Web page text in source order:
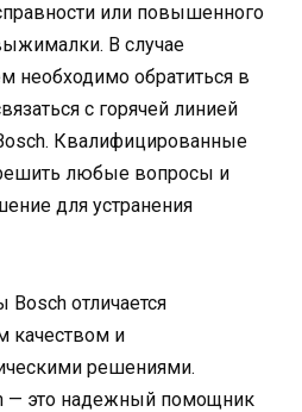
или повышенного
В случае
необходимо обратиться в
с горячей линией
Квалифицированные
любые вопросы и
для устранения
отличается
качеством и
решениями.
— это надежный помощник